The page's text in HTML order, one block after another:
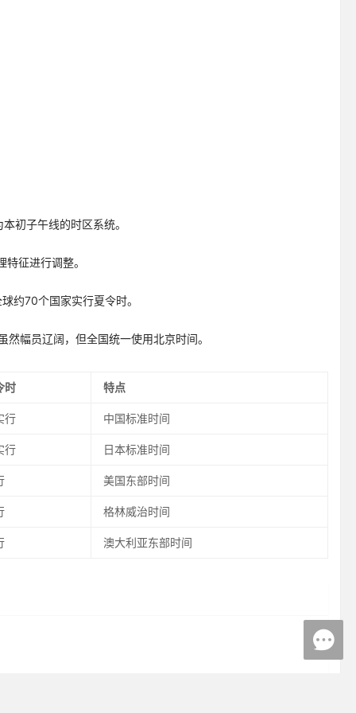
初子午线的时区系统。
征进行调整。
约70个国家实行夏令时。
幅员辽阔，但全国统一使用北京时间。
时 特点
行 中国标准时间
行 日本标准时间
美国东部时间
格林威治时间
澳大利亚东部时间